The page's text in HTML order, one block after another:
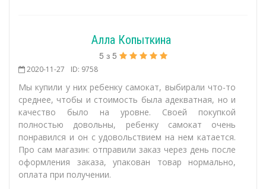
Алла Копыткина
5 з 5
2020-11-27 ID: 9758
Мы купили у них ребенку самокат, выбирали что-то
среднее, чтобы и стоимость была адекватная, но и
качество было на уровне. Своей покупкой
полностью довольны, ребенку самокат очень
понравился и он с удовольствием на нем катается.
Про сам магазин: отправили заказ через день после
оформления заказа, упакован товар нормально,
оплата при получении.